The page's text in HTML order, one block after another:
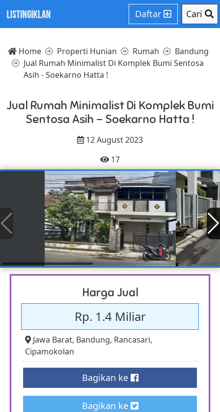
Daftar Cari
Home Properti Hunian Rumah
Bandung
Jual Rumah Minimalist Di Komplek Bumi Sentosa
Asih - Soekarno Hatta !
Jual Rumah Minimalist Di Komplek Bumi
Sentosa Asih - Soekarno Hatta !
12 August 2023
17
Harga Jual
Rp. 1.4 Miliar
Jawa Barat, Bandung, Rancasari,
Cipamokolan
Bagikan ke
Bagikan ke